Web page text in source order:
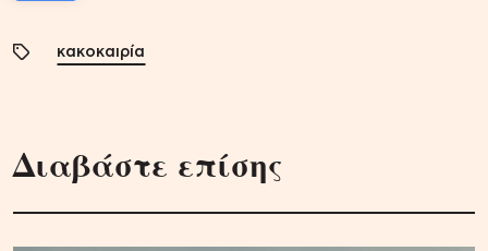
κακοκαιρία
Διαβάστε επίσης